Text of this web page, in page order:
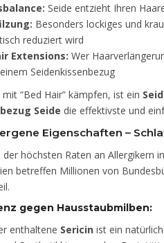
Seide entzieht Ihren
Besonders lockiges und
reduziert wird
Extensions: Wer
Seidenkissenbezug
“Bed Hair” kämpfen, ist ein
Seide die effektivste und
Eigenschaften –
höchsten Raten an Allergikern
betreffen Millionen von
gegen Hausstaubmilben:
enthaltene Sericin ist ein